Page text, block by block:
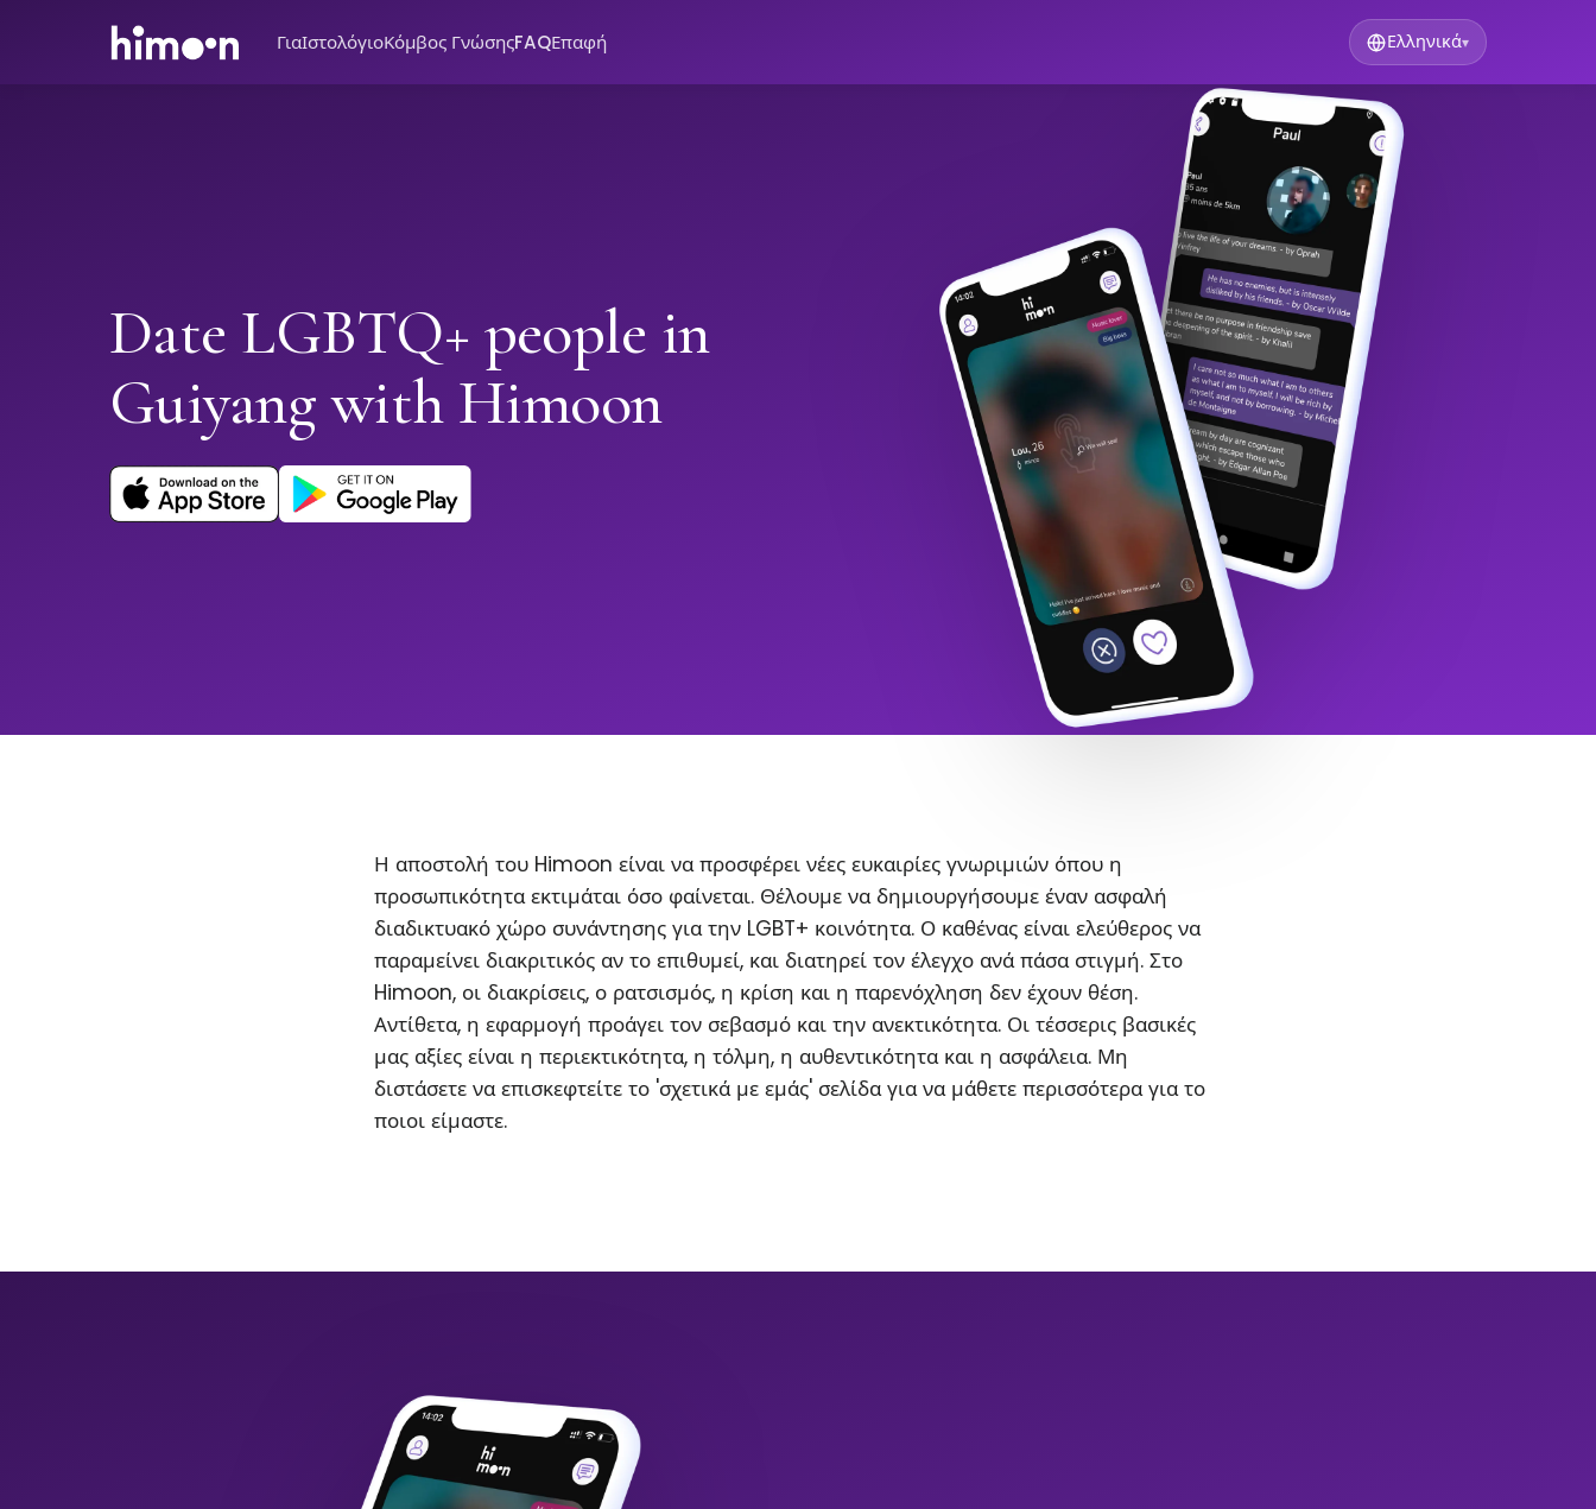
ΓιαΙστολόγιοΚόμβος ΓνώσηςFAQΕπαφή Ελληνικά▾
Date LGBTQ+ people in
Guiyang with Himoon
Η αποστολή του Himoon είναι να προσφέρει νέες ευκαιρίες γνωριμιών όπου η
προσωπικότητα εκτιμάται όσο φαίνεται. Θέλουμε να δημιουργήσουμε έναν ασφαλή
διαδικτυακό χώρο συνάντησης για την LGBT+ κοινότητα. Ο καθένας είναι ελεύθερος να
παραμείνει διακριτικός αν το επιθυμεί, και διατηρεί τον έλεγχο ανά πάσα στιγμή. Στο
Himoon, οι διακρίσεις, ο ρατσισμός, η κρίση και η παρενόχληση δεν έχουν θέση.
Αντίθετα, η εφαρμογή προάγει τον σεβασμό και την ανεκτικότητα. Οι τέσσερις βασικές
μας αξίες είναι η περιεκτικότητα, η τόλμη, η αυθεντικότητα και η ασφάλεια. Μη
διστάσετε να επισκεφτείτε το 'σχετικά με εμάς' σελίδα για να μάθετε περισσότερα για το
ποιοι είμαστε.